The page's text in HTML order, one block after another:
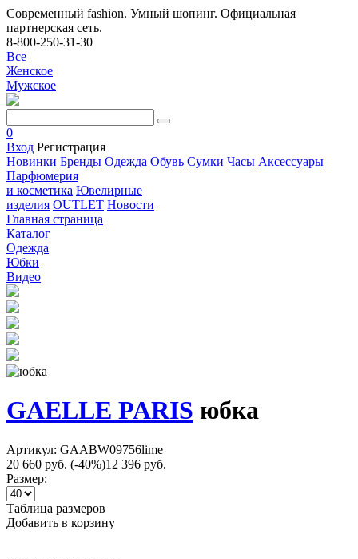
Современный fashion. Умный шопинг. Официальная
партнерская сеть.
8-800-250-31-30
Все
Женское
Мужское
0
Вход Регистрация
Новинки Бренды Одежда Обувь Сумки Часы Аксессуары
Парфюмерия
и косметика Ювелирные
изделия OUTLET Новости
Главная страница
Каталог
Одежда
Юбки
Видео
GAELLE PARIS юбка
Артикул: GAABW09756lime
20 660 руб. (-40%)12 396 руб.
Размер:
Таблица размеров
Добавить в корзину